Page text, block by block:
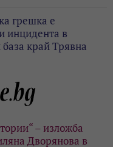
грешка е
инцидента в
край Трявна
– изложба
Дворянова в